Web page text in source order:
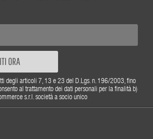
ORA
degli articoli 7, 13 e 23 del D.Lgs. n. 196/2003, fino
al trattamento dei dati personali per la finalità b)
s.r.l. società a socio unico